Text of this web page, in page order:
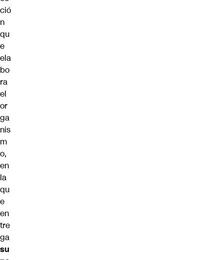
ció
n
qu
e
ela
bo
ra
el
or
ga
nis
m
o,
en
la
qu
e
en
tre
ga
su